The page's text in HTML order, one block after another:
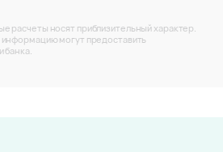
расчеты носят приблизительный характер.
могут предоставить
банка.